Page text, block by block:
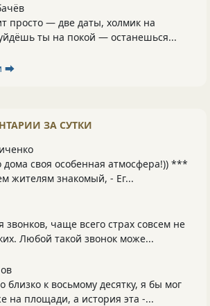
просто — две даты, холмик на
ты на покой — останешься...
⮕
ЗА СУТКИ
дома своя особенная атмосфера!)) ***
жителям знакомый, - Ег...
звонков, чаще всего страх совсем не
Любой такой звонок може...
близко к восьмому десятку, я бы мог
на площади, а история эта -...